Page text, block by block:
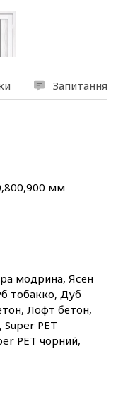
Запитання
мм
модрина, Ясен
тобакко, Дуб
Лофт бетон,
Super PET
PET чорний,